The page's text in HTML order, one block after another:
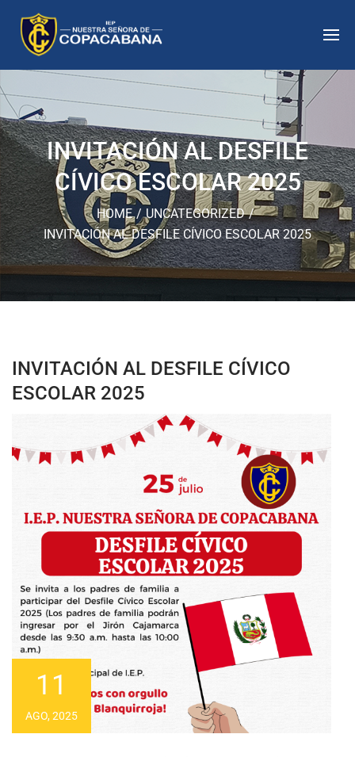
INVITACIÓN AL DESFILE
CÍVICO ESCOLAR 2025
HOME / UNCATEGORIZED /
INVITACIÓN AL DESFILE CÍVICO ESCOLAR 2025
INVITACIÓN AL DESFILE CÍVICO
ESCOLAR 2025
11
AGO, 2025